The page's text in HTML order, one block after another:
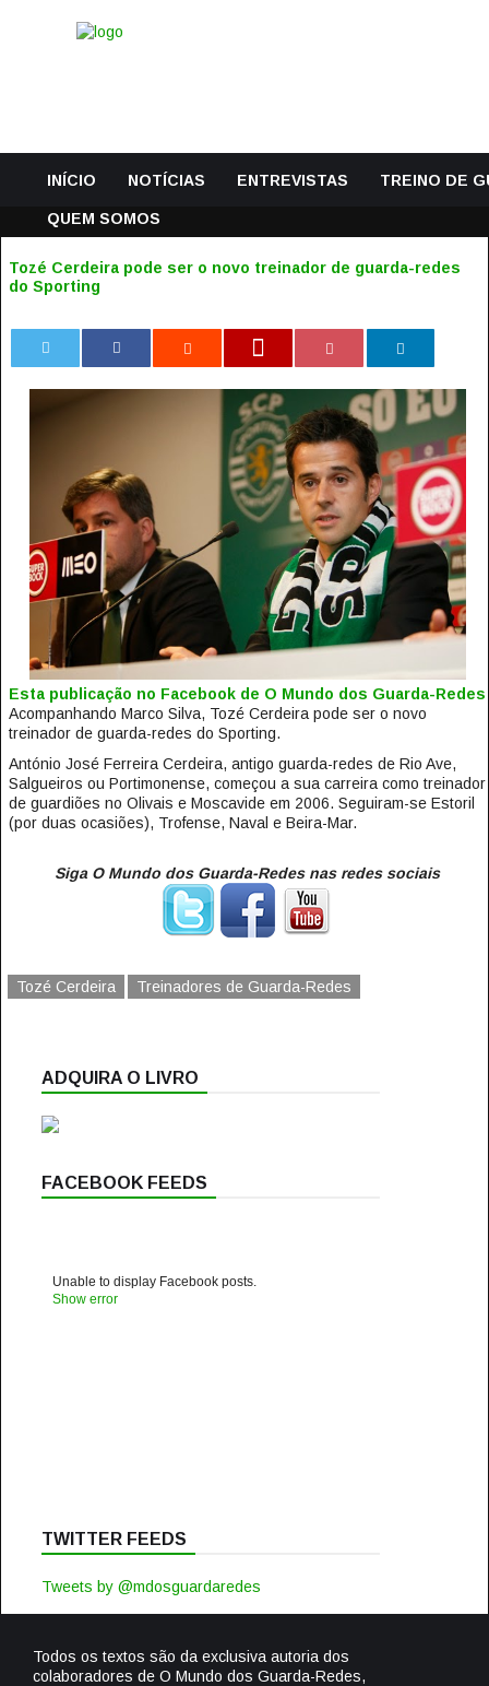
INÍCIO NOTÍCIAS ENTREVISTAS TREINO DE
QUEM SOMOS
Tozé Cerdeira pode ser o novo treinador de guarda-redes
do Sporting
0
Esta publicação no Facebook de O Mundo dos Guarda-Redes
Acompanhando Marco Silva, Tozé Cerdeira pode ser o novo
treinador de guarda-redes do Sporting.
António José Ferreira Cerdeira, antigo guarda-redes de Rio Ave,
Salgueiros ou Portimonense, começou a sua carreira como treinador
de guardiões no Olivais e Moscavide em 2006. Seguiram-se Estoril
(por duas ocasiões), Trofense, Naval e Beira-Mar.
Siga O Mundo dos Guarda-Redes nas redes sociais
Tozé Cerdeira Treinadores de Guarda-Redes
ADQUIRA O LIVRO
FACEBOOK FEEDS
Unable to display Facebook posts.
Show error
TWITTER FEEDS
Tweets by @mdosguardaredes
Todos os textos são da exclusiva autoria dos
colaboradores de O Mundo dos Guarda-Redes,